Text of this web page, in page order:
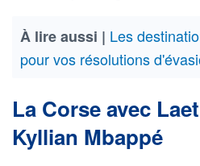
À lire aussi | Les
pour vos résolutions
La Corse avec
Kyllian Mbappé